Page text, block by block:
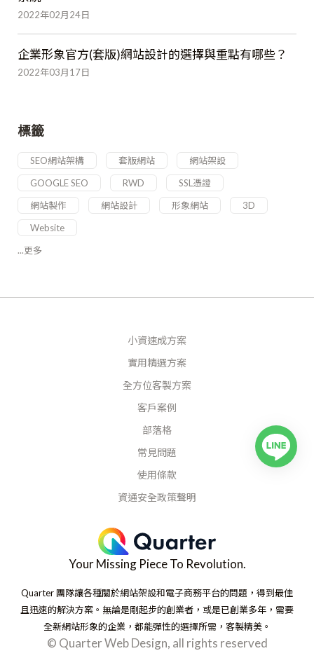
2022年02月24日
企業形象官方(套版)網站設計的選擇與重點有哪些？
2022年03月17日
標籤
SEO網站架構 套版網站
網站架設
GOOGLE SEO
RWD
SSL憑證
網站製作
網站設計 形象網站
3D
Website
...更多
小資速成方案
實用精選方案
全方位客製方案
客戶案例
部落格
常見問題
使用條款
資通安全政策聲明
Your Missing Piece To Revolution.
Quarter 團隊讓各種關於網站架設和電子商務平台的問題，得到最佳
且迅速的解決方案。無論是剛起步的創業者，或是已創業多年，需要
全新網站形象的企業，都能彈性的選擇所需，客製精美。
© Quarter Web Design, all rights reserved